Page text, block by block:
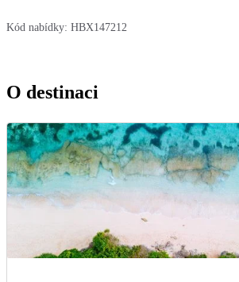
Kód nabídky: HBX147212
O destinaci